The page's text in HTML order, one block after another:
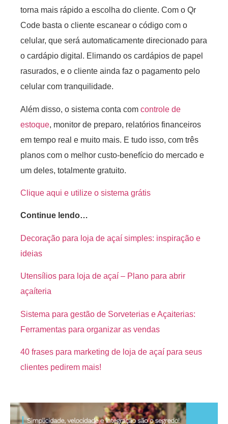
torna mais rápido a escolha do cliente. Com o Qr
Code basta o cliente escanear o código com o
celular, que será automaticamente direcionado para
o cardápio digital. Elimando os cardápios de papel
rasurados, e o cliente ainda faz o pagamento pelo
celular com tranquilidade.
Além disso, o sistema conta com controle de
estoque, monitor de preparo, relatórios financeiros
em tempo real e muito mais. E tudo isso, com três
planos com o melhor custo-benefício do mercado e
um deles, totalmente gratuito.
Clique aqui e utilize o sistema grátis
Continue lendo…
Decoração para loja de açaí simples: inspiração e
ideias
Utensílios para loja de açaí – Plano para abrir
açaíteria
Sistema para gestão de Sorveterias e Açaiterias:
Ferramentas para organizar as vendas
40 frases para marketing de loja de açaí para seus
clientes pedirem mais!